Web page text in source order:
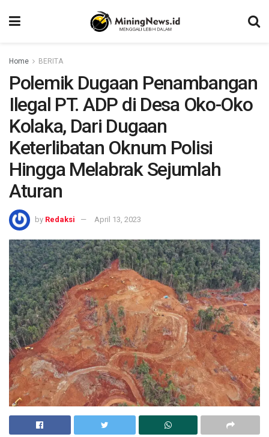
Home BERITA
Polemik Dugaan Penambangan
Ilegal PT. ADP di Desa Oko-Oko
Kolaka, Dari Dugaan
Keterlibatan Oknum Polisi
Hingga Melabrak Sejumlah
Aturan
by Redaksi April 13, 2023